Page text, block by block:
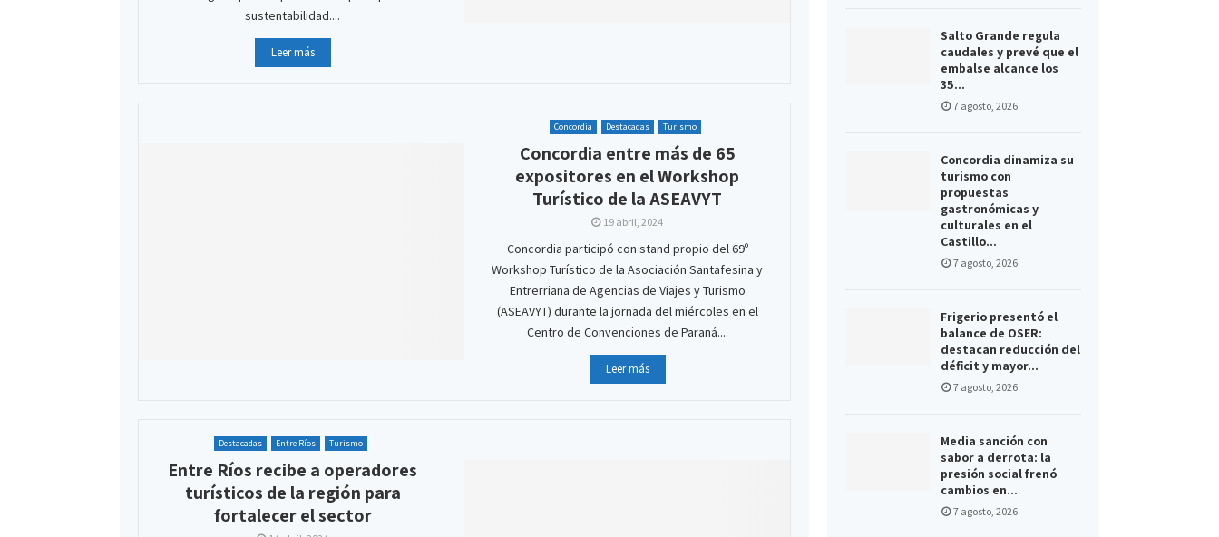
sustentabilidad....
Leer más
Concordia Destacadas Turismo
Concordia entre más de 65
expositores en el Workshop
Turístico de la ASEAVYT
19 abril, 2024
Concordia participó con stand propio del 69º
Workshop Turístico de la Asociación Santafesina y
Entrerriana de Agencias de Viajes y Turismo
(ASEAVYT) durante la jornada del miércoles en el
Centro de Convenciones de Paraná....
Leer más
Destacadas Entre Ríos Turismo
Entre Ríos recibe a operadores
turísticos de la región para
fortalecer el sector
Salto Grande regula
caudales y prevé que el
embalse alcance los
35...
7 agosto, 2026
Concordia dinamiza su
turismo con
propuestas
gastronómicas y
culturales en el
Castillo...
7 agosto, 2026
Frigerio presentó el
balance de OSER:
destacan reducción del
déficit y mayor...
7 agosto, 2026
Media sanción con
sabor a derrota: la
presión social frenó
cambios en...
7 agosto, 2026